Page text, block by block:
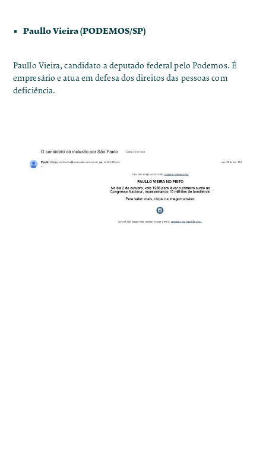
Paullo Vieira (PODEMOS/SP)
Paullo Vieira, candidato a deputado federal pelo Podemos. É
empresário e atua em defesa dos direitos das pessoas com
deficiência.